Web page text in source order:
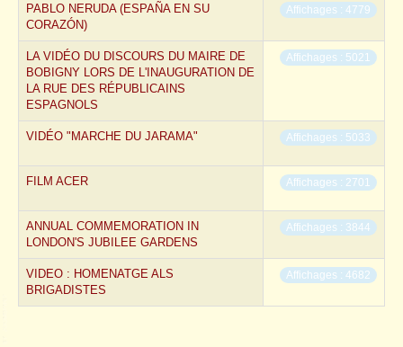
PABLO NERUDA (ESPAÑA EN SU
CORAZÓN)
Affichages : 4779
LA VIDÉO DU DISCOURS DU MAIRE DE
BOBIGNY LORS DE L'INAUGURATION DE
LA RUE DES RÉPUBLICAINS
ESPAGNOLS
Affichages : 5021
VIDÉO "MARCHE DU JARAMA" Affichages : 5033
FILM ACER Affichages : 2701
ANNUAL COMMEMORATION IN
LONDON'S JUBILEE GARDENS
Affichages : 3844
VIDEO : HOMENATGE ALS
BRIGADISTES
Affichages : 4682